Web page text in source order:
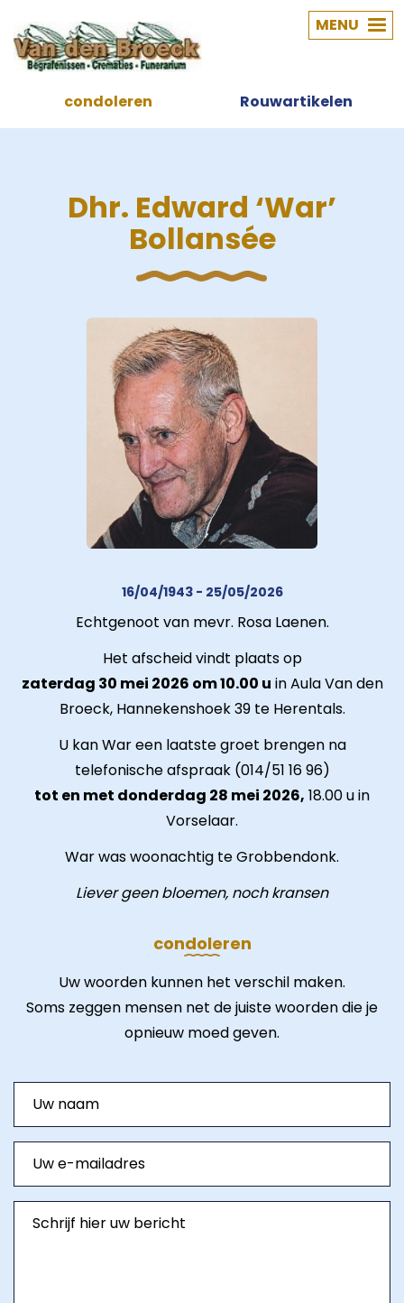
condoleren Rouwartikelen
MENU
Dhr. Edward ‘War’
Bollansée
16/04/1943 - 25/05/2026
Echtgenoot van mevr. Rosa Laenen.
Het afscheid vindt plaats op
zaterdag 30 mei 2026 om 10.00 u in Aula Van den
Broeck, Hannekenshoek 39 te Herentals.
U kan War een laatste groet brengen na
telefonische afspraak (014/51 16 96)
tot en met donderdag 28 mei 2026, 18.00 u in
Vorselaar.
War was woonachtig te Grobbendonk.
Liever geen bloemen, noch kransen
condoleren
Uw woorden kunnen het verschil maken.
Soms zeggen mensen net de juiste woorden die je
opnieuw moed geven.